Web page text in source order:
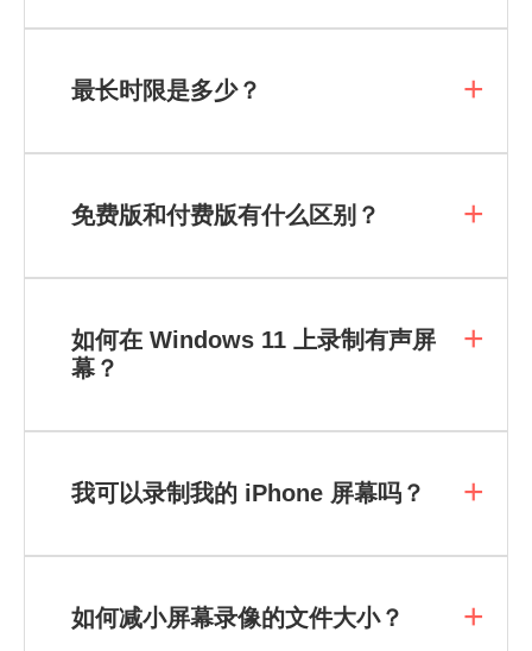
最长时限是多少？
免费版和付费版有什么区别？
如何在 Windows 11 上录制有声屏
幕？
我可以录制我的 iPhone 屏幕吗？
如何减小屏幕录像的文件大小？